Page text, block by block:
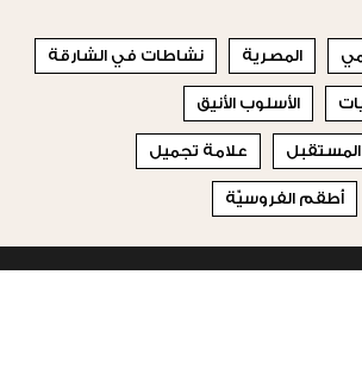
المصرية نشاطات في الشارقة
الأسلوب الأنيق
المستقبل علامة تجميل
أطقم الفروسيّة
© 2023 Special